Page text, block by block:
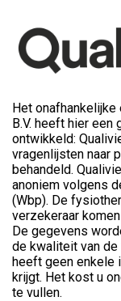
Het
B.V. heeft hier
ontwikkeld:
vragenlijsten naar
behandeld.
anoniem volgens
(Wbp). De
verzekeraar
De gegevens
de kwaliteit van
heeft geen enkele
krijgt. Het kost u
te vullen.